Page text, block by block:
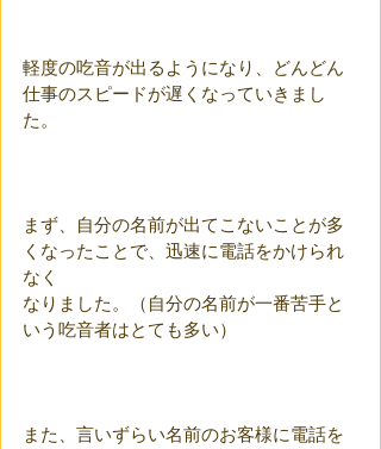
軽度の吃音が出るようになり、どんどん
仕事のスピードが遅くなっていきまし
た。
まず、自分の名前が出てこないことが多
くなったことで、迅速に電話をかけられ
なく
なりました。（自分の名前が一番苦手と
いう吃音者はとても多い）
また、言いずらい名前のお客様に電話を